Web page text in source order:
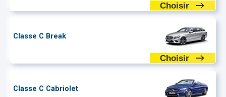
Choisir
Classe C Break
Choisir
Classe C Cabriolet